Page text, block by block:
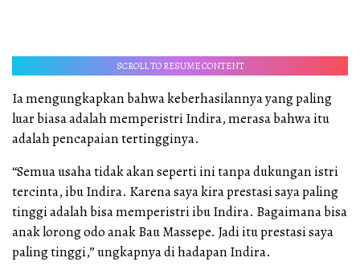
SCROLL TO RESUME CONTENT
Ia mengungkapkan bahwa keberhasilannya yang paling
luar biasa adalah memperistri Indira, merasa bahwa itu
adalah pencapaian tertingginya.
“Semua usaha tidak akan seperti ini tanpa dukungan istri
tercinta, ibu Indira. Karena saya kira prestasi saya paling
tinggi adalah bisa memperistri ibu Indira. Bagaimana bisa
anak lorong odo anak Bau Massepe. Jadi itu prestasi saya
paling tinggi,” ungkapnya di hadapan Indira.